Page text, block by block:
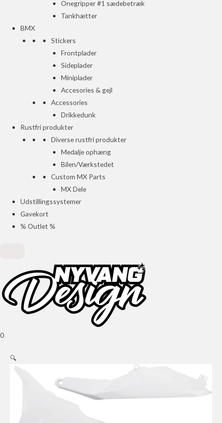
Onegripper #1 sædebetræk
Tankhætter
BMX
Stickers
Frontplader
Sideplader
Miniplader
Accesories & gejl
Accessories
Drikkedunk
Rustfri produkter
Diverse rustfri produkter
Medalje ophæng
Bilen/Værkstedet
Custom MX Parts
MX Dele
Udstillingssystemer
Gavekort
% Outlet %
0
🔍